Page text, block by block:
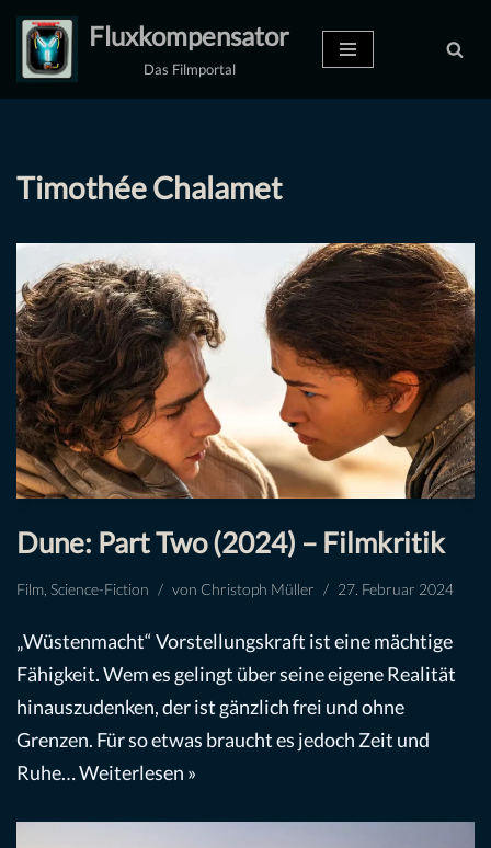
Zum
Inhalt
Fluxkompensator
Das Filmportal
Timothée Chalamet
Dune: Part Two (2024) – Filmkritik
Film Science-Fiction von Christoph Müller 27. Februar 2024
„Wüstenmacht“ Vorstellungskraft ist eine mächtige
Fähigkeit. Wem es gelingt über seine eigene Realität
hinauszudenken, der ist gänzlich frei und ohne
Grenzen. Für so etwas braucht es jedoch Zeit und
Ruhe…Weiterlesen »